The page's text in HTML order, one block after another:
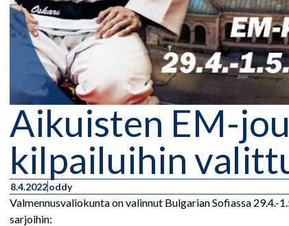
Aikuisten EM-
kilpailuihin
8.4.2022oddy
Valmennusvaliokunta on valinnut Bulgarian Sofiassa
sarjoihin: